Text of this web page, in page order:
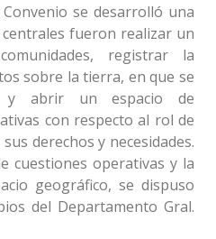
se desarrolló una
fueron realizar un
registrar la
sobre la tierra, en que se
y abrir un espacio de
con respecto al rol de
derechos y necesidades.
cuestiones operativas y la
geográfico, se dispuso
del Departamento Gral.